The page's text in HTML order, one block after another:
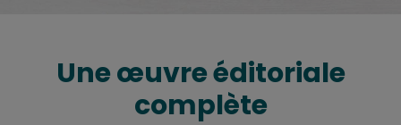
Une œuvre éditoriale
complète